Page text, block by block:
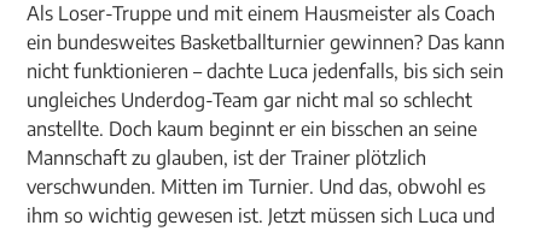
Als Loser-Truppe und mit einem Hausmeister als Coach
ein bundesweites Basketballturnier gewinnen? Das kann
nicht funktionieren – dachte Luca jedenfalls, bis sich sein
ungleiches Underdog-Team gar nicht mal so schlecht
anstellte. Doch kaum beginnt er ein bisschen an seine
Mannschaft zu glauben, ist der Trainer plötzlich
verschwunden. Mitten im Turnier. Und das, obwohl es
ihm so wichtig gewesen ist. Jetzt müssen sich Luca und